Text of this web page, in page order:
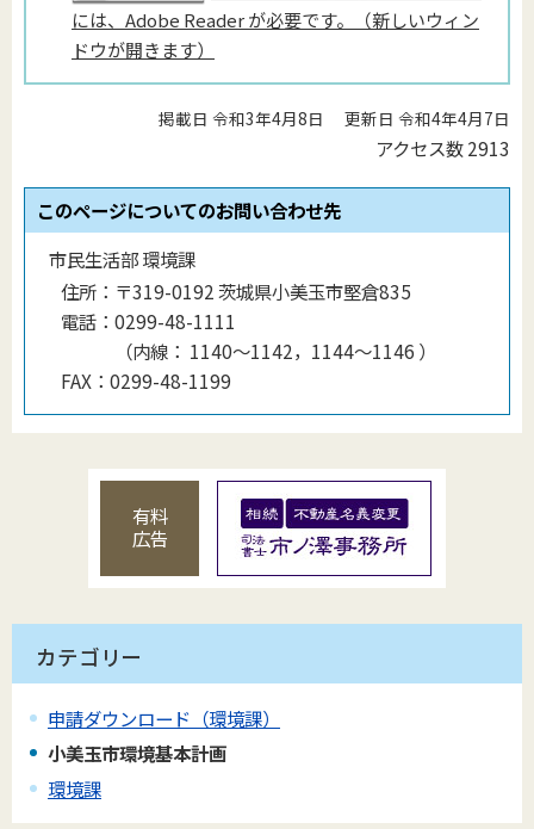
には、Adobe Reader が必要です。（新しいウィン
ドウが開きます）
掲載日 令和3年4月8日 更新日 令和4年4月7日
アクセス数2913
このページについてのお問い合わせ先
市民生活部 環境課
住所： 〒319-0192 茨城県小美玉市堅倉835
電話： 0299-48-1111
（内線 ： 1140〜1142，1144〜1146 ）
FAX： 0299-48-1199
有料
広告
カテゴリー
申請ダウンロード（環境課）
小美玉市環境基本計画
環境課